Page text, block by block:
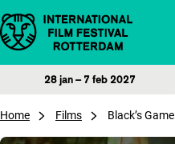
Direct naar inhoud
28 jan – 7 feb 2027
Home Films Black’s Game